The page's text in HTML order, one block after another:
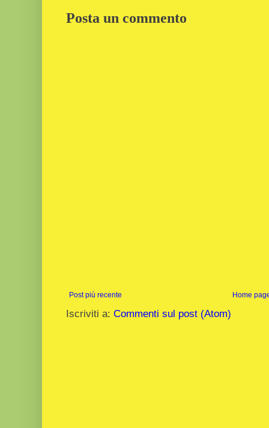
Posta un commento
Post più recente Home
Iscriviti a: Commenti sul post (Atom)